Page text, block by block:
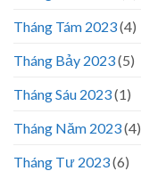
Tháng Tám 2023(4)
Tháng Bảy 2023(5)
Tháng Sáu 2023(1)
Tháng Năm 2023(4)
Tháng Tư 2023(6)